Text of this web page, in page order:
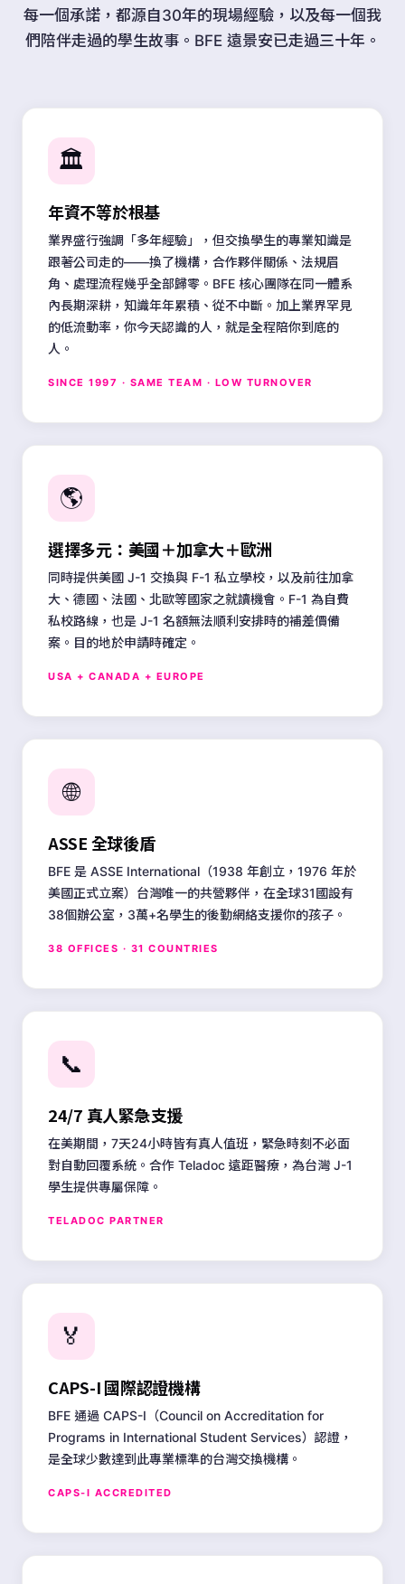
每一個承諾，都源自30年的現場經驗，以及每一個我
們陪伴走過的學生故事。BFE 遠景安已走過三十年。
🏛️
年資不等於根基
業界盛行強調「多年經驗」，但交換學生的專業知識是
跟著公司走的——換了機構，合作夥伴關係、法規眉
角、處理流程幾乎全部歸零。BFE 核心團隊在同一體系
內長期深耕，知識年年累積、從不中斷。加上業界罕見
的低流動率，你今天認識的人，就是全程陪你到底的
人。
SINCE 1997 · SAME TEAM · LOW TURNOVER
🌎
選擇多元：美國＋加拿大＋歐洲
同時提供美國 J-1 交換與 F-1 私立學校，以及前往加拿
大、德國、法國、北歐等國家之就讀機會。F-1 為自費
私校路線，也是 J-1 名額無法順利安排時的補差價備
案。目的地於申請時確定。
USA + CANADA + EUROPE
🌐
ASSE 全球後盾
BFE 是 ASSE International（1938 年創立，1976 年於
美國正式立案）台灣唯一的共營夥伴，在全球31國設有
38個辦公室，3萬+名學生的後勤網絡支援你的孩子。
38 OFFICES · 31 COUNTRIES
📞
24/7 真人緊急支援
在美期間，7天24小時皆有真人值班，緊急時刻不必面
對自動回覆系統。合作 Teladoc 遠距醫療，為台灣 J-1
學生提供專屬保障。
TELADOC PARTNER
🏅
CAPS-I 國際認證機構
BFE 通過 CAPS-I（Council on Accreditation for
Programs in International Student Services）認證，
是全球少數達到此專業標準的台灣交換機構。
CAPS-I ACCREDITED